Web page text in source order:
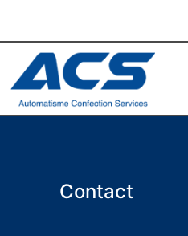
Contact